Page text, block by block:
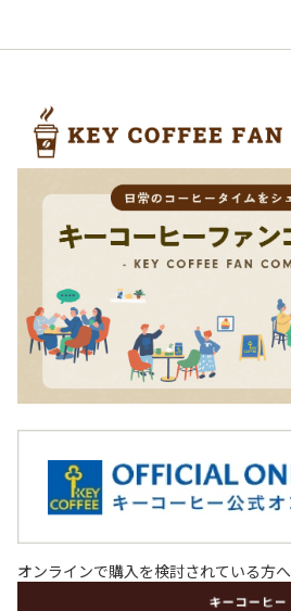
オンラインで購入を検討されている方へ